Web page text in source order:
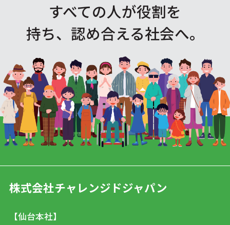
すべての人が役割を
持ち、認め合える社会へ。
株式会社チャレンジドジャパン
【仙台本社】